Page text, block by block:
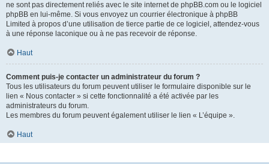
ne sont pas directement reliés avec le site internet de phpBB.com ou le logiciel
phpBB en lui-même. Si vous envoyez un courrier électronique à phpBB
Limited à propos d’une utilisation de tierce partie de ce logiciel, attendez-vous
à une réponse laconique ou à ne pas recevoir de réponse.
Haut
Comment puis-je contacter un administrateur du forum ?
Tous les utilisateurs du forum peuvent utiliser le formulaire disponible sur le
lien « Nous contacter » si cette fonctionnalité a été activée par les
administrateurs du forum.
Les membres du forum peuvent également utiliser le lien « L’équipe ».
Haut